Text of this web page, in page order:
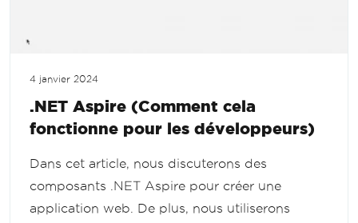
4 janvier 2024
.NET Aspire (Comment cela
fonctionne pour les développeurs)
Dans cet article, nous discuterons des
composants .NET Aspire pour créer une
application web. De plus, nous utiliserons